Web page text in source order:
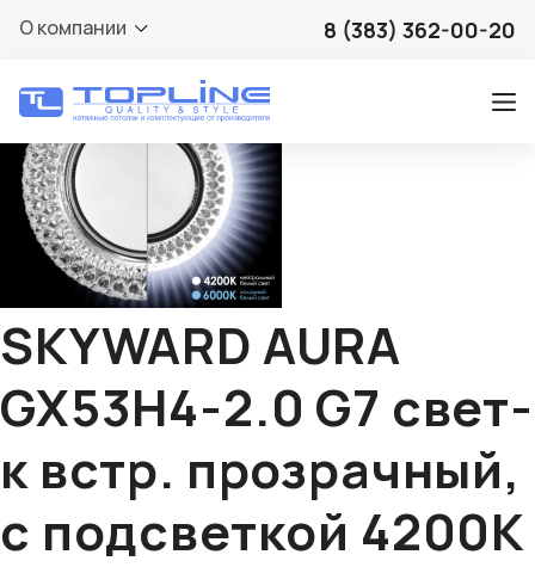
О компании 8 (383) 362-00-20
SKYWARD AURA
GX53H4-2.0 G7 свет-
к встр. прозрачный,
с подсветкой 4200К